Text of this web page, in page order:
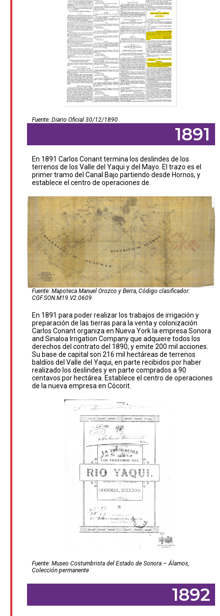
Fuente: Diario Oficial 30/12/1890
1891
En 1891 Carlos Conant termina los deslindes de los
terrenos de los Valle del Yaqui y del Mayo. El trazo es el
primer tramo del Canal Bajo partiendo desde Hornos, y
establece el centro de operaciones de.
Fuente: Mapoteca Manuel Orozco y Berra, Código clasificador:
CGF.SON.M19.V2.0609
En 1891 para poder realizar los trabajos de irrigación y
preparación de las tierras para la venta y colonización
Carlos Conant organiza en Nueva York la empresa Sonora
and Sinaloa Irrigation Company que adquiere todos los
derechos del contrato del 1890, y emite 200 mil acciones.
Su base de capital son 216 mil hectáreas de terrenos
baldíos del Valle del Yaqui, en parte recibidos por haber
realizado los deslindes y en parte comprados a 90
centavos por hectárea. Establece el centro de operaciones
de la nueva empresa en Cócorit.
Fuente: Museo Costumbrista del Estado de Sonora – Álamos,
Colección permanente
1892